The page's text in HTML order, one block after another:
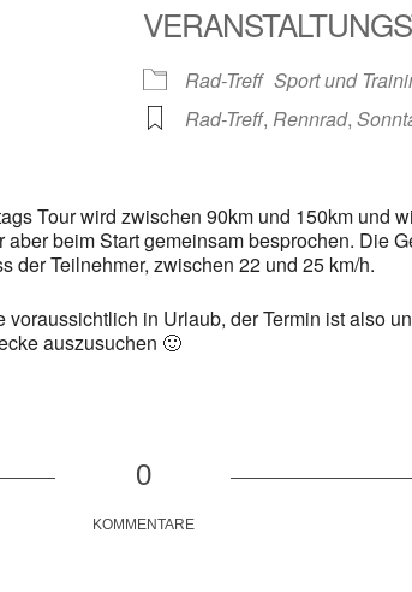
Rad-Treff Sport und
Rad-Treff, Rennrad,
Tour wird zwischen 90km und 150km und
beim Start gemeinsam besprochen. Die
der Teilnehmer, zwischen 22 und 25 km/h.
voraussichtlich in Urlaub, der Termin ist also
auszusuchen 🙂
0
KOMMENTARE